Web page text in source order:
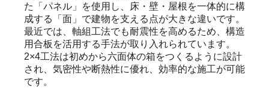
た「パネル」を使用し、床・壁・屋根を一体的に構
成する「面」で建物を支える点が大きな違いです。
最近では、軸組工法でも耐震性を高めるため、構造
用合板を活用する手法が取り入れられています。
2×4工法は初めから六面体の箱をつくるように設計
され、気密性や断熱性に優れ、効率的な施工が可能
です。